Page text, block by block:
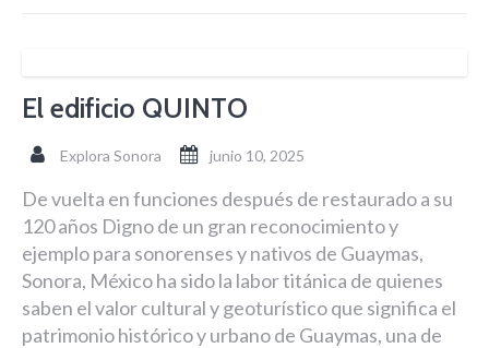
El edificio QUINTO
Explora Sonora junio 10, 2025
De vuelta en funciones después de restaurado a su
120 años Digno de un gran reconocimiento y
ejemplo para sonorenses y nativos de Guaymas,
Sonora, México ha sido la labor titánica de quienes
saben el valor cultural y geoturístico que significa el
patrimonio histórico y urbano de Guaymas, una de